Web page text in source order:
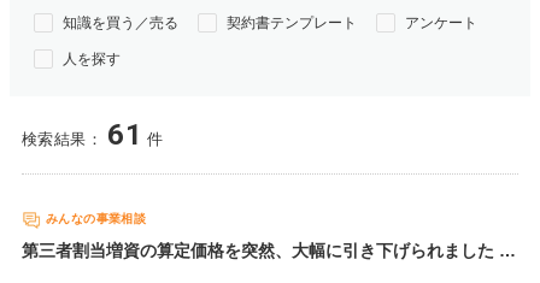
専門家に電話する
資本政策を無料でお試し
知識を買う／売る 契約書テンプレート アンケート
人を探す
61
第三者割当増資の算定価格を突然、大幅に引き下げられました 私の会社はIT企業で、ソフトウェア開発などを手掛けています。 今年の1月から同業他社と事業提携を行い、新たなサービスを共同で開始しようという話が浮上しました。そして、これにともなって私の会社が第三者割当増資に伴い出資後比率20％の形で株式を保有してもらう話が進んでいました。 2月上旬にパートナー企業のスタッフや公認会計士たちが私の会社にやってきて、決算書や重要な契約書、取締役会議事録などを閲覧し、デューデリジェンスを行いました。 その結果、3月上旬には1株あたり10万円の株価算定が行われ、両者合意し、3月最終週には双方の会社で取締役会決議を行う予定でいました。ところが、3月25日になりパートナー企業から「コロナウイルス感染流行にともない日本経済が不況に突入する公算が高くなった」との理由で、私の会社の株価算定をやり直したところ、1株5万円で増資を引き受けたいとの申し出がありました。 突然、私の会社の価値を半値にされてしまったため、社内の役員会では「ひどすぎる」との声が噴出しました。そして、パートナー企業に「再度検討してほしい」と申し出ても、「コロナウイルス感染が長引けば、1株5万円でも高すぎる金額」と言われてしまい、新規事業をはじめる話も暗礁に乗り上げています。 ここまでの経緯を踏まえて、下記の2点を質問させてください。 ・わずか1ヶ月で会社の価値を半額にすることは妥当な株価算定行為といえるのか？ ・どのような方法や論拠を用いれば、私の会社の価値を元通りの10万円に戻すことが可能か？ また、10万円のバリュエーション算定方法はDCF法、純資産、上場会社比較の三つを取り入れた上での算出でした。